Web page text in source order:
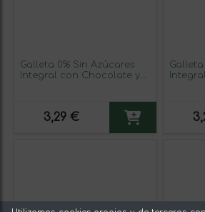
Galleta 0% Sin Azúcares
Integral con Chocolate y
3,29 €
Galleta